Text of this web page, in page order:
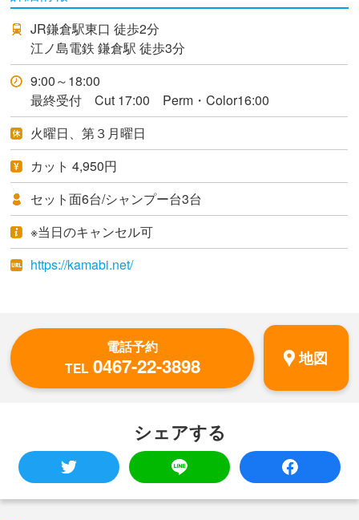
JR鎌倉駅東口 徒歩2分
江ノ島電鉄 鎌倉駅 徒歩3分
9:00～18:00
最終受付 Cut 17:00 Perm・Color16:00
火曜日、第３月曜日
カット 4,950円
セット面6台/シャンプー台3台
※当日のキャンセル可
https://kamabi.net/
電話予約
TEL 0467-22-3898 地図
シェアする